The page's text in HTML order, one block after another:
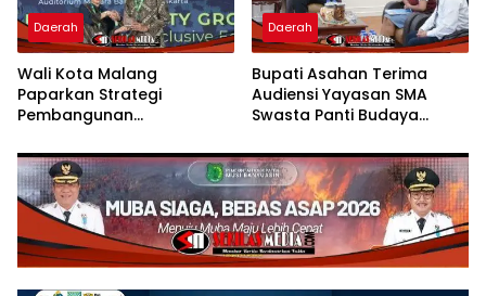
Daerah
Wali Kota Malang
Paparkan Strategi
Pembangunan
Nasional CNN Indonesia
Daerah
Bupati Asahan Terima
Audiensi Yayasan SMA
Swasta Panti Budaya
Grace Natalie Sagala